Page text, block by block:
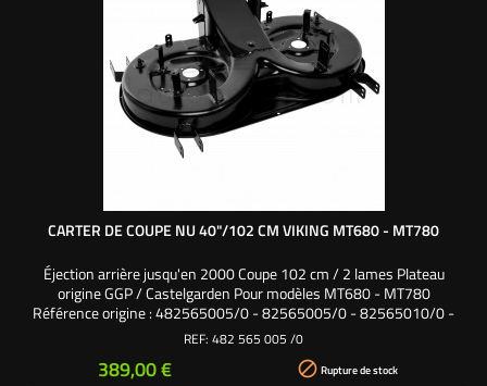
CARTER DE COUPE NU 40"/102 CM VIKING MT680 - MT780
Éjection arrière jusqu'en 2000 Coupe 102 cm / 2 lames Plateau
origine GGP / Castelgarden Pour modèles MT680 - MT780
Référence origine : 482565005/0 - 82565005/0 - 82565010/0 -
6124 700 8510
REF: 482 565 005 /0
Prix
389,00 €  Rupture de stock